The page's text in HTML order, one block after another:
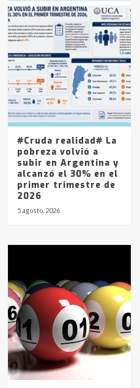
5: falleció un
Lauquen
los combustibles en
YPF hasta Axion
pesos
#Cruda realidad# La
pobreza volvió a
subir en Argentina y
alcanzó el 30% en el
primer trimestre de
2026
5 agosto, 2026